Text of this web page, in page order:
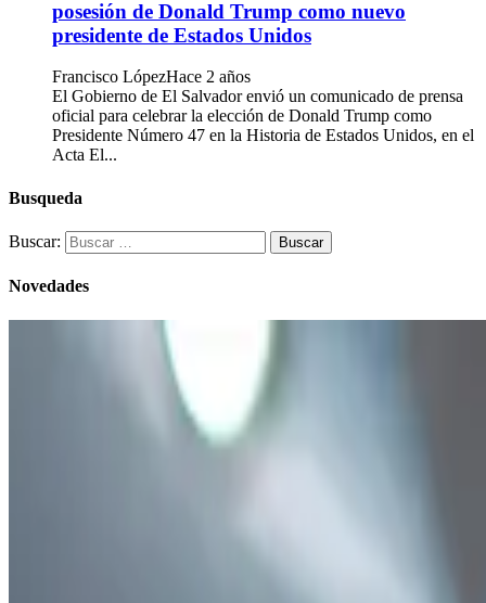
posesión de Donald Trump como nuevo
presidente de Estados Unidos
Francisco LópezHace 2 años
El Gobierno de El Salvador envió un comunicado de prensa
oficial para celebrar la elección de Donald Trump como
Presidente Número 47 en la Historia de Estados Unidos, en el
Acta El...
Busqueda
Buscar:
Novedades